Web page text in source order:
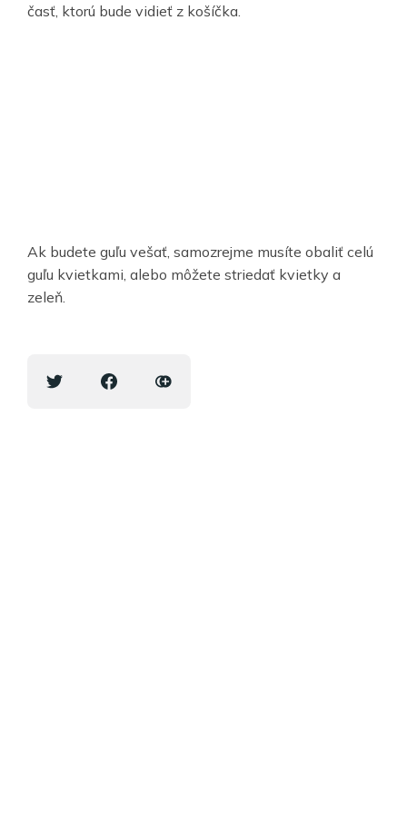
časť, ktorú bude vidieť z košíčka.
Ak budete guľu vešať, samozrejme musíte obaliť celú
guľu kvietkami, alebo môžete striedať kvietky a
zeleň.